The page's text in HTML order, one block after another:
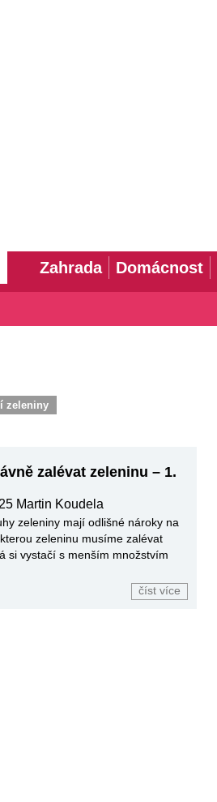
Zahrada Domácnost
zeleniny
zalévat zeleninu – 1.
Martin Koudela
zeleniny mají odlišné nároky na
zeleninu musíme zalévat
si vystačí s menším množstvím
číst více